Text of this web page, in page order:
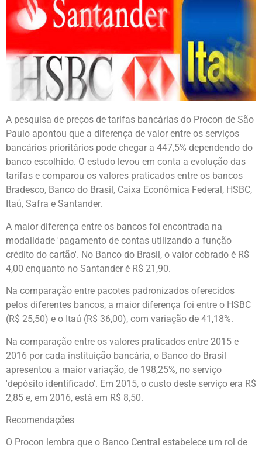
A pesquisa de preços de tarifas bancárias do Procon de São
Paulo apontou que a diferença de valor entre os serviços
bancários prioritários pode chegar a 447,5% dependendo do
banco escolhido. O estudo levou em conta a evolução das
tarifas e comparou os valores praticados entre os bancos
Bradesco, Banco do Brasil, Caixa Econômica Federal, HSBC,
Itaú, Safra e Santander.
A maior diferença entre os bancos foi encontrada na
modalidade 'pagamento de contas utilizando a função
crédito do cartão'. No Banco do Brasil, o valor cobrado é R$
4,00 enquanto no Santander é R$ 21,90.
Na comparação entre pacotes padronizados oferecidos
pelos diferentes bancos, a maior diferença foi entre o HSBC
(R$ 25,50) e o Itaú (R$ 36,00), com variação de 41,18%.
Na comparação entre os valores praticados entre 2015 e
2016 por cada instituição bancária, o Banco do Brasil
apresentou a maior variação, de 198,25%, no serviço
'depósito identificado'. Em 2015, o custo deste serviço era R$
2,85 e, em 2016, está em R$ 8,50.
Recomendações
O Procon lembra que o Banco Central estabelece um rol de